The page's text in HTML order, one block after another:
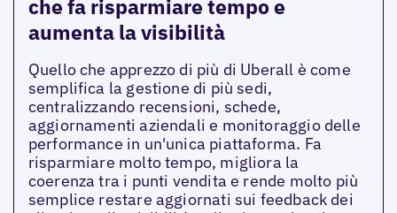
che fa risparmiare tempo e
aumenta la visibilità
Quello che apprezzo di più di Uberall è come
semplifica la gestione di più sedi,
centralizzando recensioni, schede,
aggiornamenti aziendali e monitoraggio delle
performance in un'unica piattaforma. Fa
risparmiare molto tempo, migliora la
coerenza tra i punti vendita e rende molto più
semplice restare aggiornati sui feedback dei